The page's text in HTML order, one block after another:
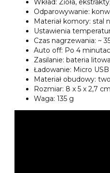
Wkład: Zioła,
Odparowywanie:
Materiał komory: stal
Ustawienia
Czas nagrzewania: ~
Auto off: Po 4
Zasilanie: bateria
Ładowanie: Micro USB
Materiał obudowy:
Rozmiar: 8 x 5 x 2,7 cm
Waga: 135 g